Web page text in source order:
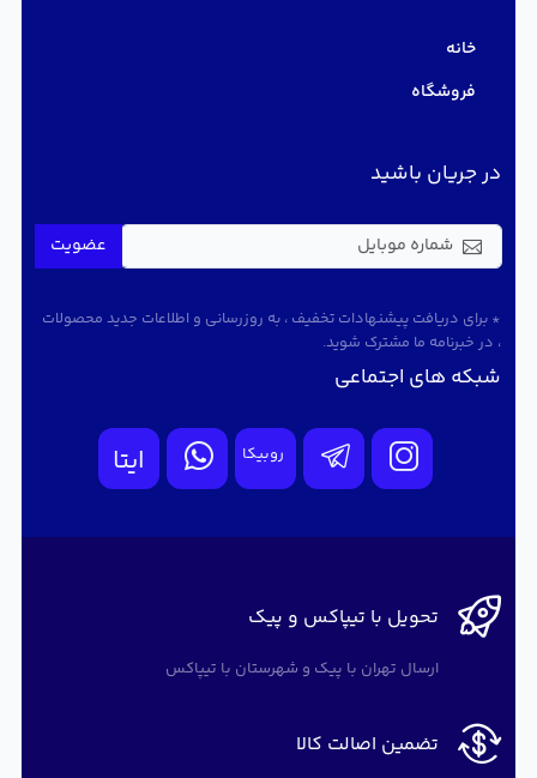
خانه
فروشگاه
در جریان باشید
عضویت
* برای دریافت پیشنهادات تخفیف ، به روزرسانی و اطلاعات جدید محصولات
، در خبرنامه ما مشترک شوید.
شبکه های اجتماعی
روبیکا ایتا
تحویل با تیپاکس و پیک
ارسال تهران با پیک و شهرستان با تیپاکس
تضمین اصالت کالا